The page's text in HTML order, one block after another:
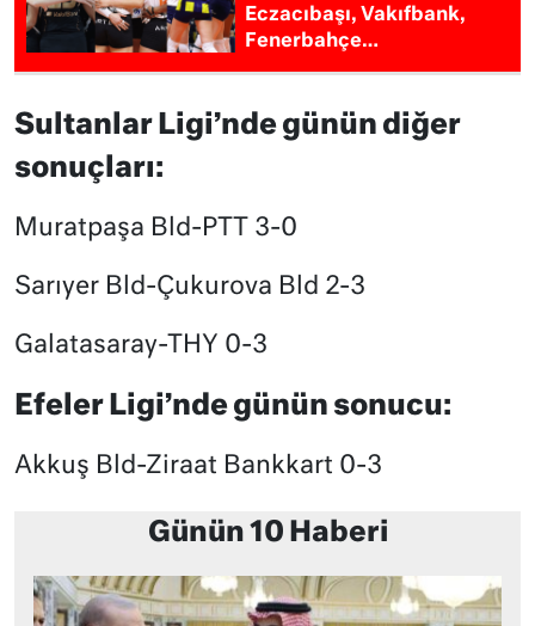
Eczacıbaşı, Vakıfbank,
Fenerbahçe…
Sultanlar Ligi’nde günün diğer
sonuçları:
Muratpaşa Bld-PTT 3-0
Sarıyer Bld-Çukurova Bld 2-3
Galatasaray-THY 0-3
Efeler Ligi’nde günün sonucu:
Akkuş Bld-Ziraat Bankkart 0-3
Günün 10 Haberi